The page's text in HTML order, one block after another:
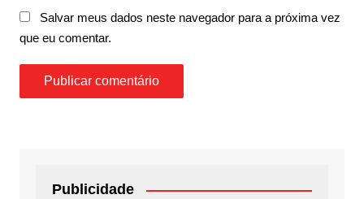
Salvar meus dados neste navegador para a próxima vez
que eu comentar.
Publicidade